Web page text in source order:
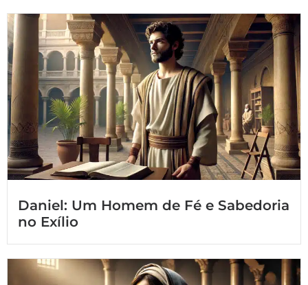
Daniel: Um Homem de Fé e Sabedoria
no Exílio